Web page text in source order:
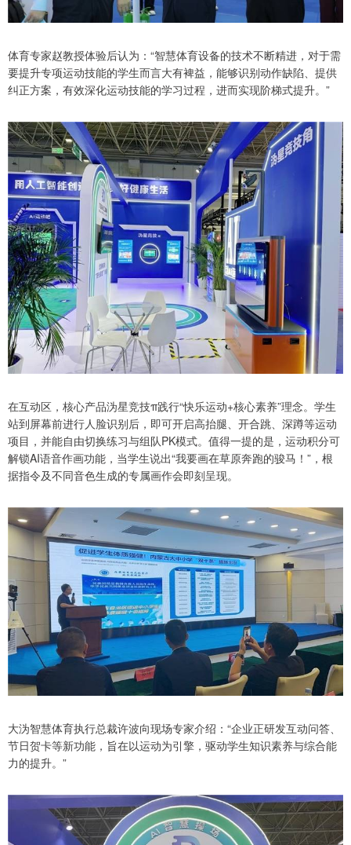
体育专家赵教授体验后认为：“智慧体育设备的技术不断精进，对于需
要提升专项运动技能的学生而言大有裨益，能够识别动作缺陷、提供
纠正方案，有效深化运动技能的学习过程，进而实现阶梯式提升。”
在互动区，核心产品沩星竞技π践行“快乐运动+核心素养”理念。学生
站到屏幕前进行人脸识别后，即可开启高抬腿、开合跳、深蹲等运动
项目，并能自由切换练习与组队PK模式。值得一提的是，运动积分可
解锁AI语音作画功能，当学生说出“我要画在草原奔跑的骏马！”，根
据指令及不同音色生成的专属画作会即刻呈现。
大沩智慧体育执行总裁许波向现场专家介绍：“企业正研发互动问答、
节日贺卡等新功能，旨在以运动为引擎，驱动学生知识素养与综合能
力的提升。”